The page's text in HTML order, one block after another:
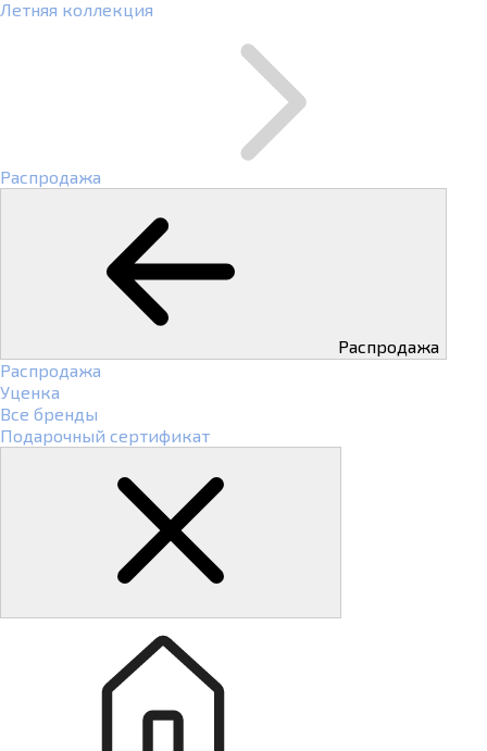
Летняя коллекция
Распродажа
Распродажа
Распродажа
Уценка
Все бренды
Подарочный сертификат